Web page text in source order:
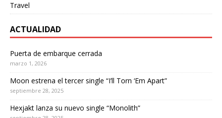
Travel
ACTUALIDAD
Puerta de embarque cerrada
marzo 1, 2026
Moon estrena el tercer single “I’ll Torn ‘Em Apart”
septiembre 28, 2025
Hexjakt lanza su nuevo single “Monolith”